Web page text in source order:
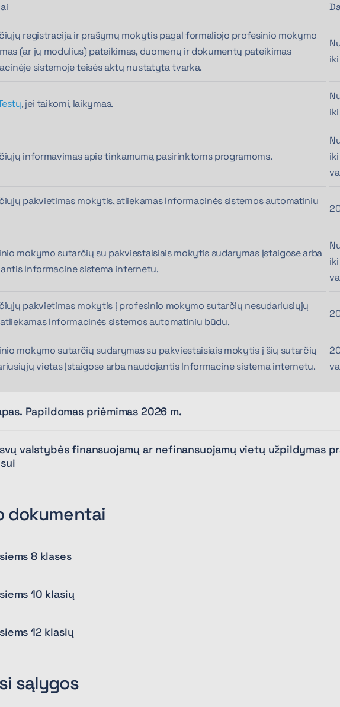
registracija ir prašymų mokytis pagal formaliojo profesinio mokymo
(ar jų modulius) pateikimas, duomenų ir dokumentų pateikimas
sistemoje teisės aktų nustatyta tvarka.
, jei taikomi, laikymas.
informavimas apie tinkamumą pasirinktoms programoms.
pakvietimas mokytis, atliekamas Informacinės sistemos automatiniu
mokymo sutarčių su pakviestaisiais mokytis sudarymas Įstaigose arba
Informacine sistema internetu.
pakvietimas mokytis į profesinio mokymo sutarčių nesudariusiųjų
Informacinės sistemos automatiniu būdu.
mokymo sutarčių sudarymas su pakviestaisiais mokytis į šių sutarčių
vietas Įstaigose arba naudojantis Informacine sistema internetu.
Papildomas priėmimas 2026 m.
valstybės finansuojamų ar nefinansuojamų vietų užpildymas
dokumentai
8 klases
10 klasių
12 klasių
sąlygos